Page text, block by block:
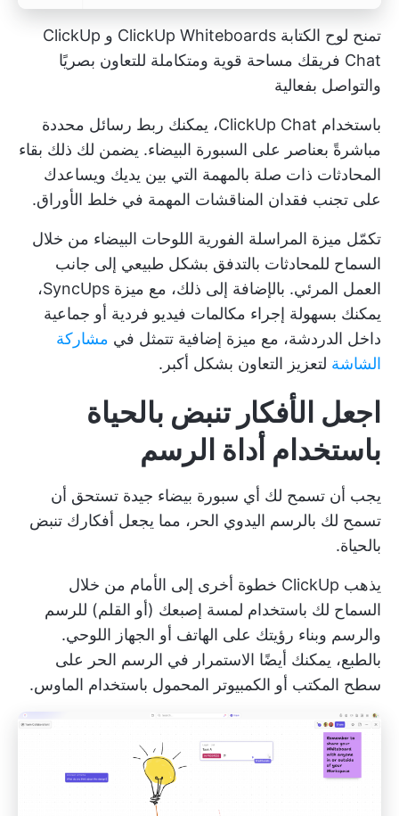
تمنح لوح الكتابة ClickUp Whiteboards و ClickUp
Chat فريقك مساحة قوية ومتكاملة للتعاون بصريًا
والتواصل بفعالية
باستخدام ClickUp Chat، يمكنك ربط رسائل محددة
مباشرةً بعناصر على السبورة البيضاء. يضمن لك ذلك بقاء
المحادثات ذات صلة بالمهمة التي بين يديك ويساعدك
على تجنب فقدان المناقشات المهمة في خلط الأوراق.
تكمّل ميزة المراسلة الفورية اللوحات البيضاء من خلال
السماح للمحادثات بالتدفق بشكل طبيعي إلى جانب
العمل المرئي. بالإضافة إلى ذلك، مع ميزة SyncUps،
يمكنك بسهولة إجراء مكالمات فيديو فردية أو جماعية
داخل الدردشة، مع ميزة إضافية تتمثل في مشاركة
الشاشة لتعزيز التعاون بشكل أكبر.
اجعل الأفكار تنبض بالحياة
باستخدام أداة الرسم
يجب أن تسمح لك أي سبورة بيضاء جيدة تستحق أن
تسمح لك بالرسم اليدوي الحر، مما يجعل أفكارك تنبض
بالحياة.
يذهب ClickUp خطوة أخرى إلى الأمام من خلال
السماح لك باستخدام لمسة إصبعك (أو القلم) للرسم
والرسم وبناء رؤيتك على الهاتف أو الجهاز اللوحي.
بالطبع، يمكنك أيضًا الاستمرار في الرسم الحر على
سطح المكتب أو الكمبيوتر المحمول باستخدام الماوس.